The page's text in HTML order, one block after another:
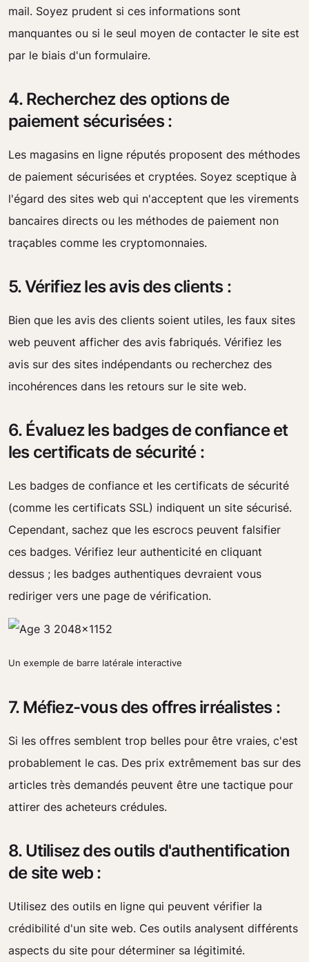
mail. Soyez prudent si ces informations sont
manquantes ou si le seul moyen de contacter le site est
par le biais d'un formulaire.
4. Recherchez des options de
paiement sécurisées :
Les magasins en ligne réputés proposent des méthodes
de paiement sécurisées et cryptées. Soyez sceptique à
l'égard des sites web qui n'acceptent que les virements
bancaires directs ou les méthodes de paiement non
traçables comme les cryptomonnaies.
5. Vérifiez les avis des clients :
Bien que les avis des clients soient utiles, les faux sites
web peuvent afficher des avis fabriqués. Vérifiez les
avis sur des sites indépendants ou recherchez des
incohérences dans les retours sur le site web.
6. Évaluez les badges de confiance et
les certificats de sécurité :
Les badges de confiance et les certificats de sécurité
(comme les certificats SSL) indiquent un site sécurisé.
Cependant, sachez que les escrocs peuvent falsifier
ces badges. Vérifiez leur authenticité en cliquant
dessus ; les badges authentiques devraient vous
rediriger vers une page de vérification.
Un exemple de barre latérale interactive
7. Méfiez-vous des offres irréalistes :
Si les offres semblent trop belles pour être vraies, c'est
probablement le cas. Des prix extrêmement bas sur des
articles très demandés peuvent être une tactique pour
attirer des acheteurs crédules.
8. Utilisez des outils d'authentification
de site web :
Utilisez des outils en ligne qui peuvent vérifier la
crédibilité d'un site web. Ces outils analysent différents
aspects du site pour déterminer sa légitimité.